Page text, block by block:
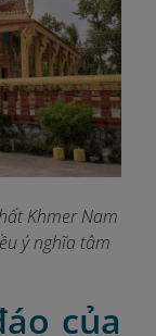
Khmer Nam
ý nghĩa tâm
của